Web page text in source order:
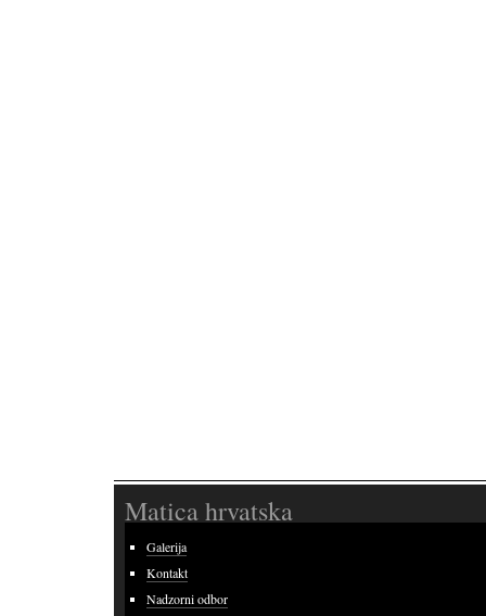
Matica hrvatska
Galerija
Kontakt
Nadzorni odbor